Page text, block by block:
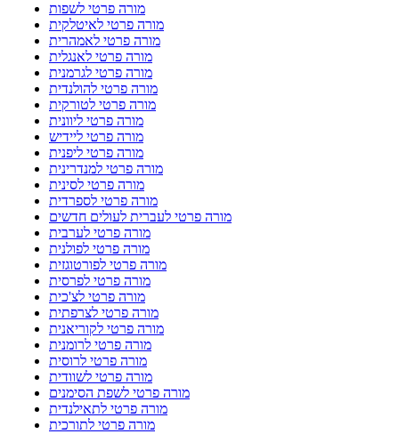
מורה פרטי לשפות
מורה פרטי לאיטלקית
מורה פרטי לאמהרית
מורה פרטי לאנגלית
מורה פרטי לגרמנית
מורה פרטי להולנדית
מורה פרטי לטורקית
מורה פרטי ליוונית
מורה פרטי ליידיש
מורה פרטי ליפנית
מורה פרטי למנדרינית
מורה פרטי לסינית
מורה פרטי לספרדית
מורה פרטי לעברית לעולים חדשים
מורה פרטי לערבית
מורה פרטי לפולנית
מורה פרטי לפורטוגזית
מורה פרטי לפרסית
מורה פרטי לצ'כית
מורה פרטי לצרפתית
מורה פרטי לקוריאנית
מורה פרטי לרומנית
מורה פרטי לרוסית
מורה פרטי לשוודית
מורה פרטי לשפת הסימנים
מורה פרטי לתאילנדית
מורה פרטי לתורכית